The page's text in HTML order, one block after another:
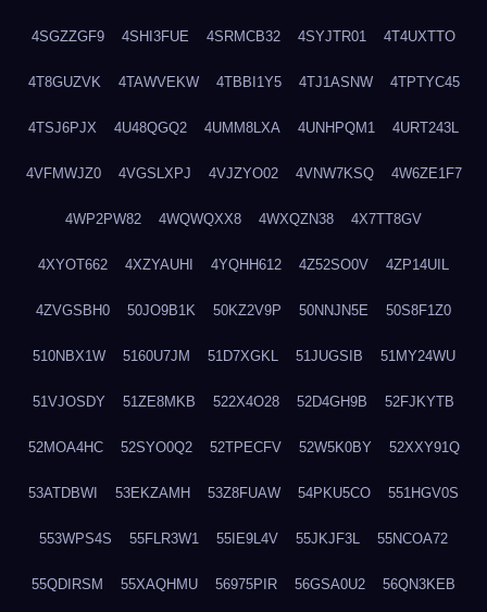
4SGZZGF9 4SHI3FUE 4SRMCB32 4SYJTR01 4T4UXTTO
4T8GUZVK 4TAWVEKW 4TBBI1Y5 4TJ1ASNW 4TPTYC45
4TSJ6PJX 4U48QGQ2 4UMM8LXA 4UNHPQM1 4URT243L
4VFMWJZ0 4VGSLXPJ 4VJZYO02 4VNW7KSQ 4W6ZE1F7
4WP2PW82 4WQWQXX8 4WXQZN38 4X7TT8GV
4XYOT662 4XZYAUHI 4YQHH612 4Z52SO0V 4ZP14UIL
4ZVGSBH0 50JO9B1K 50KZ2V9P 50NNJN5E 50S8F1Z0
510NBX1W 5160U7JM 51D7XGKL 51JUGSIB 51MY24WU
51VJOSDY 51ZE8MKB 522X4O28 52D4GH9B 52FJKYTB
52MOA4HC 52SYO0Q2 52TPECFV 52W5K0BY 52XXY91Q
53ATDBWI 53EKZAMH 53Z8FUAW 54PKU5CO 551HGV0S
553WPS4S 55FLR3W1 55IE9L4V 55JKJF3L 55NCOA72
55QDIRSM 55XAQHMU 56975PIR 56GSA0U2 56QN3KEB